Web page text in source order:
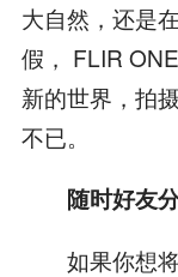
大自然，还是
假， FLIR
新的世界，拍
不已。
随时好友
如果你想将